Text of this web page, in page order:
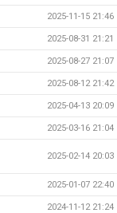
2025-11-15 21:46
2025-08-31 21:21
2025-08-27 21:07
2025-08-12 21:42
2025-04-13 20:09
2025-03-16 21:04
2025-02-14 20:03
2025-01-07 22:40
2024-11-12 21:24